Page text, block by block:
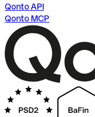
Qonto API
Qonto MCP